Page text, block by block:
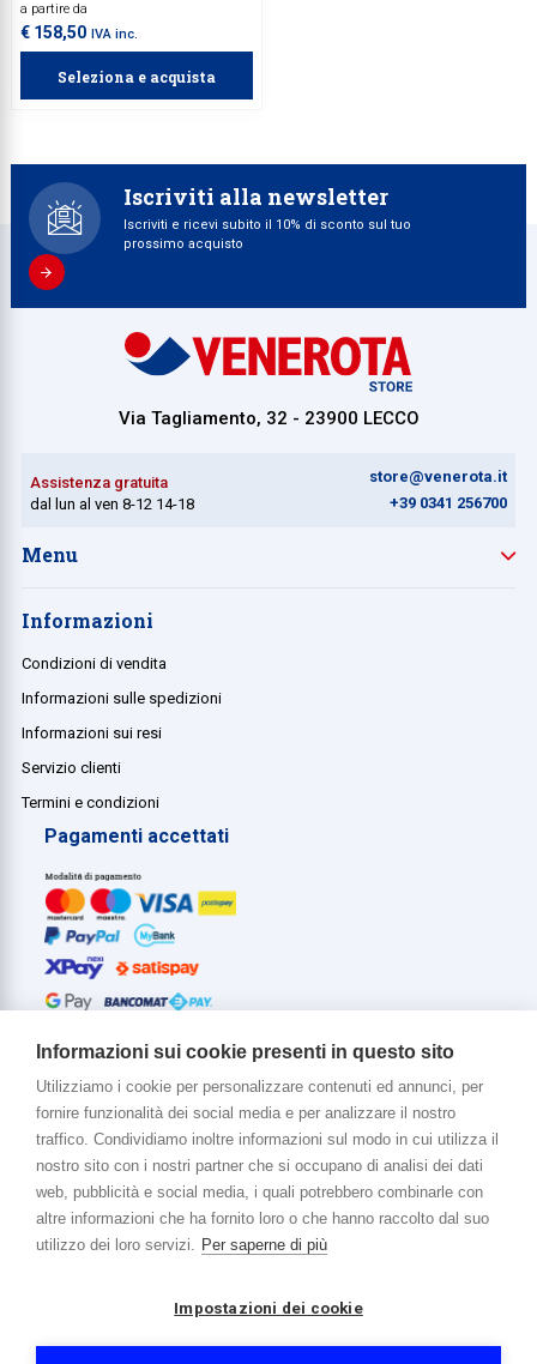
sicurezza, resistenza e
tranquillità.
a partire da
€ 158,50 IVA inc.
Seleziona e acquista
Iscriviti alla newsletter
Iscriviti e ricevi subito il 10% di sconto sul tuo
prossimo acquisto
Via Tagliamento, 32 - 23900 LECCO
Assistenza gratuita
dal lun al ven 8-12 14-18
store@venerota.it
+39 0341 256700
Menu
Informazioni
Condizioni di vendita
Informazioni sulle spedizioni
Informazioni sui resi
Servizio clienti
Termini e condizioni
Pagamenti accettati
Di più su di noi
www.venerota.it
P. IVA e Cod. Fiscale 01215890136
Informazioni sui cookie presenti in questo sito
Utilizziamo i cookie per personalizzare contenuti ed annunci, per
fornire funzionalità dei social media e per analizzare il nostro
traffico. Condividiamo inoltre informazioni sul modo in cui utilizza il
nostro sito con i nostri partner che si occupano di analisi dei dati
web, pubblicità e social media, i quali potrebbero combinarle con
altre informazioni che ha fornito loro o che hanno raccolto dal suo
utilizzo dei loro servizi. Per saperne di più
Impostazioni dei cookie